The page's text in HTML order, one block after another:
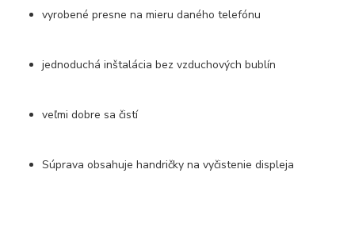
vyrobené presne na mieru daného telefónu
jednoduchá inštalácia bez vzduchových bublín
veľmi dobre sa čistí
Súprava obsahuje handričky na vyčistenie displeja